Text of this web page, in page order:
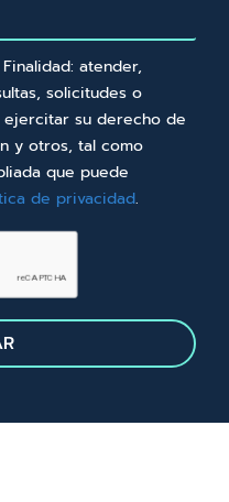
Finalidad: atender,
solicitudes o
ejercitar su derecho de
y otros, tal como
que puede
de privacidad.